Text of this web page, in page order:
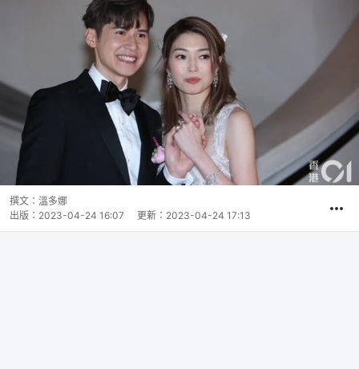
撰文： 溫多娜
出版： 2023-04-24 16:07 更新： 2023-04-24 17:13